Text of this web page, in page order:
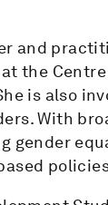
and
the
is also
With
gender